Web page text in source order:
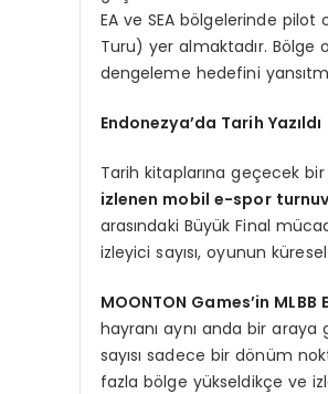
EA ve SEA bölgelerinde
Turu) yer almaktadır. Bölge
dengeleme hedefini
Endonezya’da Tarih Yazıldı
Tarih kitaplarına geçecek
izlenen mobil e-spor
arasındaki Büyük Final
izleyici sayısı, oyunun
MOONTON Games’in
hayranı aynı anda bir araya
sayısı sadece bir dönüm
fazla bölge yükseldikçe ve